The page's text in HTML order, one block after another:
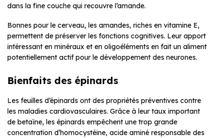
dans la fine couche qui recouvre l’amande.
Bonnes pour le cerveau, les amandes, riches en vitamine E,
permettent de préserver les fonctions cognitives. Leur apport
intéressant en minéraux et en oligoéléments en fait un aliment
potentiellement actif pour le développement des neurones.
Bienfaits des épinards
Les feuilles d’épinards ont des propriétés préventives contre
les maladies cardiovasculaires. Grâce à leur taux important
de betaïne, les épinards empêchent une trop grande
concentration d’homocystéine, acide aminé responsable des